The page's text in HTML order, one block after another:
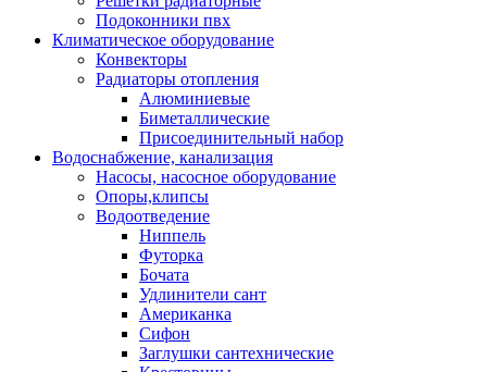
Подоконники пвх
Климатическое оборудование
Конвекторы
Радиаторы отопления
Алюминиевые
Биметаллические
Присоединительный набор
Водоснабжение, канализация
Насосы, насосное оборудование
Опоры,клипсы
Водоотведение
Ниппель
Футорка
Бочата
Удлинители сант
Американка
Сифон
Заглушки сантехнические